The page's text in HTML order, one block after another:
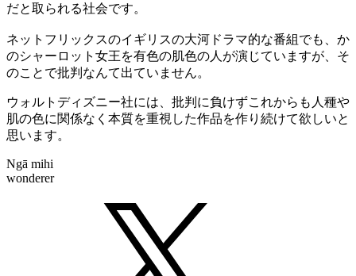
だと取られる社会です。
ネットフリックスのイギリスの大河ドラマ的な番組でも、か
のシャーロット女王を有色の肌色の人が演じていますが、そ
のことで批判なんて出ていません。
ウォルトディズニー社には、批判に負けずこれからも人種や
肌の色に関係なく本質を重視した作品を作り続けて欲しいと
思います。
Ngā mihi
wonderer